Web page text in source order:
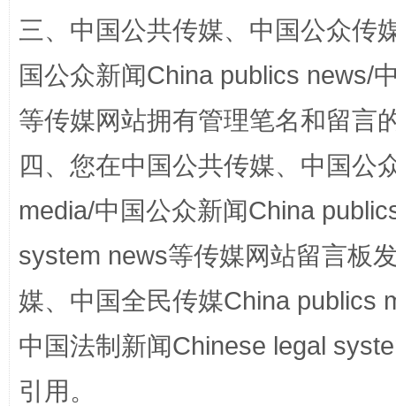
国家大学科技园优化重塑工作
三、中国公共传媒、中国公众传
国公众新闻China publics news/
等传媒网站拥有管理笔名和留言
四、您在中国公共传媒、中国公
media/中国公众新闻China
system news等传媒网站留言板
媒、中国全民传媒China publics
中国法制新闻Chinese legal
引用。